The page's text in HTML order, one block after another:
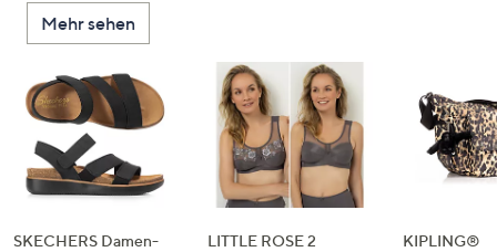
Mehr sehen
SKECHERS Damen-
LITTLE ROSE 2
KIPLING®